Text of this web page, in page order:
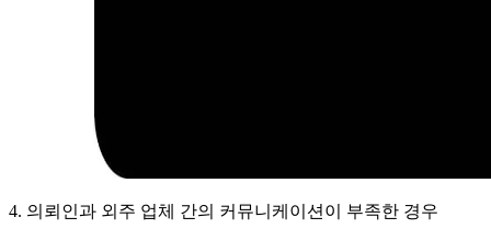
4. 의뢰인과 외주 업체 간의 커뮤니케이션이 부족한 경우